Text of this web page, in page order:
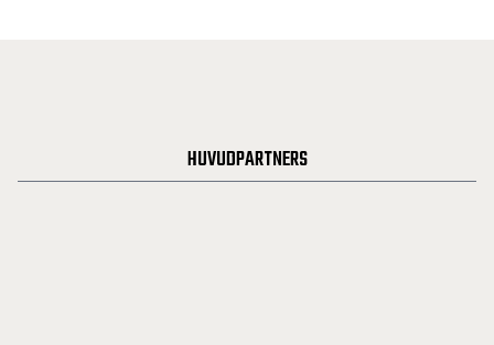
HUVUDPARTNERS